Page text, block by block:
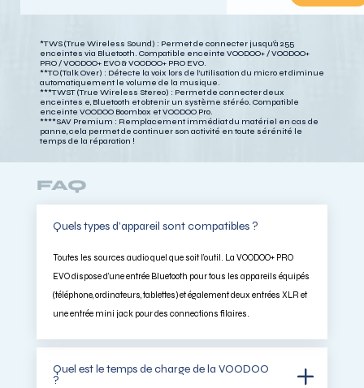
*TWS (True Wireless Sound) : Permet de connecter jusqu’à 255
enceintes via Bluetooth. Compatible enceinte VOODOO+ / VOODOO+
PRO / VOODOO+ EVO & VOODOO+ PRO EVO.
**TO (Talk Over) : Détecte la voix lors de l’utilisation du micro et diminue
automatiquement le volume de la musique.
***TWST (True Wireless Stereo) : Permet de connecter deux
enceintes e, Bluetooth et obtenir un système stéréo. Compatible
enceinte VOODOO Boombox et VOODOO Pro.
****SAV Premium : Remplacement immédiat du matériel en cas de
panne, cela permet de continuer son activité en toute sérénité le
temps de la réparation !
FAQ
Quels types d’appareil sont compatibles ?
Toutes les sources audio quel que soit l’outil. La VOODOO+ PRO
EVO dispose d’une entrée Bluetooth pour tous les appareils équipés
(téléphone, ordinateurs, tablettes) et également deux entrées XLR et
une entrée mini jack pour des connections filaires.
Quel est le temps de charge de la VOODOO
?